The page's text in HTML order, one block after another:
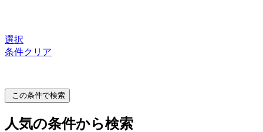
選択
条件クリア
この条件で検索
人気の条件から検索